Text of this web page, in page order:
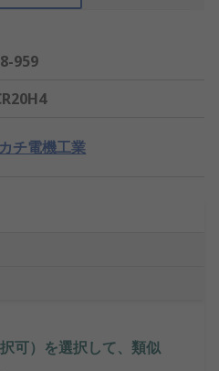
959
チ電機工業
可）を選択して、類似